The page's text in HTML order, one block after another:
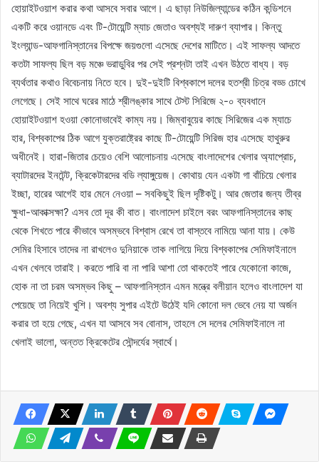
হোয়াইটওয়াশ করার কথা আসবে সবার আগে। এ ছাড়া নিউজিল্যান্ডের কঠিন কন্ডিশনে
একটি করে ওয়ানডে এবং টি-টোয়েন্টি ম্যাচ জেতাও অবশ্যই দারুণ ব্যাপার। কিন্তু
ইংল্যান্ড-আফগানিস্তানের বিপক্ষে জয়গুলো এসেছে দেশের মাটিতে। এই সাফল্য আদতে
কতটা সাফল্য ছিল বড় মঞ্চে ভরাডুবির পর সেই প্রশ্নটা তাই এখন উঠতে বাধ্য। বড়
ব্যর্থতার কথাও বিবেচনায় নিতে হবে। দুই-দুইটি বিশ্বকাপে দলের হতশ্রী চিত্র বড্ড চোখে
লেগেছে। সেই সাথে ঘরের মাঠে শ্রীলঙ্কার সাথে টেস্ট সিরিজে ২-০ ব্যবধানে
হোয়াইটওয়াশ হওয়া কোনোভাবেই কাম্য নয়। জিম্বাবুয়ের কাছে সিরিজের এক ম্যাচে
হার, বিশ্বকাপের ঠিক আগে যুক্তরাষ্ট্রের কাছে টি-টোয়েন্টি সিরিজ হার এসেছে হাথুরুর
অধীনেই। হারা-জিতার চেয়েও বেশি আলোচনায় এসেছে বাংলাদেশের খেলার অ্যাপ্রোচ,
ব্যাটারদের ইনটেন্ট, ক্রিকেটারদের বডি ল্যাঙ্গুয়েজ। কোথায় যেন একটা গা বাঁচিয়ে খেলার
ইচ্ছা, হারের আগেই হার মেনে নেওয়া – সবকিছুই ছিল দৃষ্টিকটু। আর জেতার জন্য তীব্র
ক্ষুধা-আকাক্সক্ষা? এসব তো দূর কী বাত। বাংলাদেশ চাইলে বরং আফগানিস্তানের কাছ
থেকে শিখতে পারে কীভাবে অসম্ভবে বিশ্বাস রেখে তা বাস্তবে নামিয়ে আনা যায়। কেউ
সেমির হিসাবে তাদের না রাখলেও দুনিয়াকে তাক লাগিয়ে দিয়ে বিশ্বকাপের সেমিফাইনালে
এখন খেলবে তারাই। করতে পারি বা না পারি আশা তো থাকতেই পারে যেকোনো কাজে,
হোক না তা চরম অসম্ভব কিছু – আফগানিস্তান এমন মন্ত্রে বলীয়ান হলেও বাংলাদেশ যা
পেয়েছে তা নিয়েই খুশি। অবশ্য সুপার এইটে উঠেই যদি কোনো দল ভেবে নেয় যা অর্জন
করার তা হয়ে গেছে, এখন যা আসবে সব বোনাস, তাহলে সে দলের সেমিফাইনালে না
খেলাই ভালো, অন্তত ক্রিকেটের সৌন্দর্যের স্বার্থে।